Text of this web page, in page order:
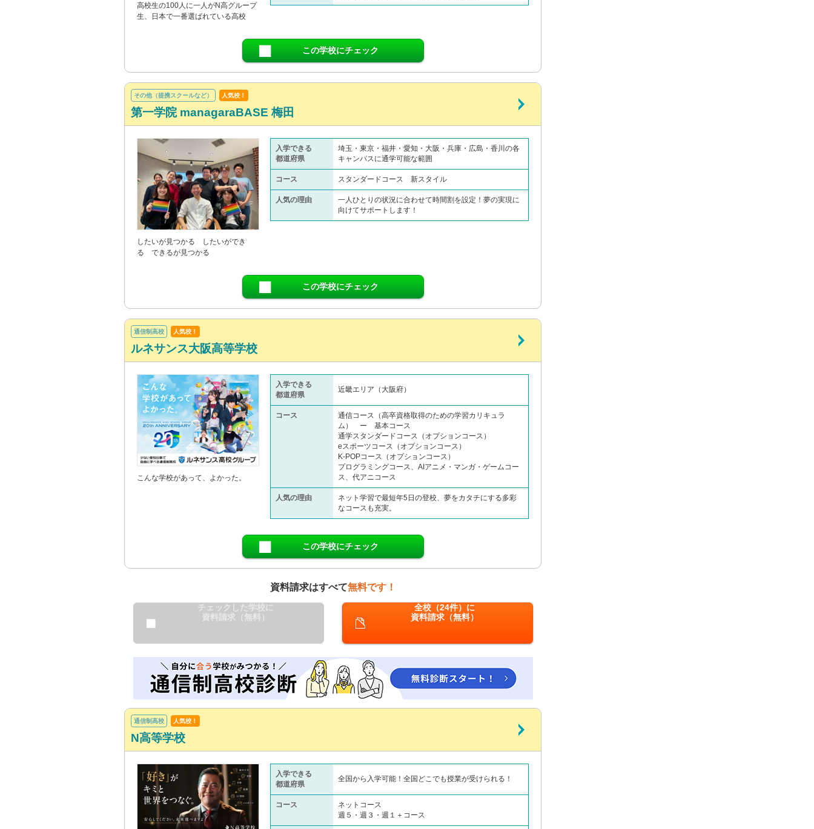
高校生の100人に一人がN高グループ
生、日本で一番選ばれている高校
この学校にチェック
その他（提携スクールなど） 人気校！
第一学院 managaraBASE 梅田
したいが見つかる したいができ
る できるが見つかる
入学できる
都道府県
埼玉・東京・福井・愛知・大阪・兵庫・広島・香川の各
キャンパスに通学可能な範囲
コース スタンダードコース 新スタイル
人気の理由
一人ひとりの状況に合わせて時間割を設定！夢の実現に
向けてサポートします！
この学校にチェック
通信制高校 人気校！
ルネサンス大阪高等学校
こんな学校があって、よかった。
入学できる
都道府県
近畿エリア（大阪府）
コース
通信コース（高卒資格取得のための学習カリキュラ
ム） ー 基本コース
通学スタンダードコース（オプションコース）
eスポーツコース（オプションコース）
K-POPコース（オプションコース）
プログラミングコース、AIアニメ・マンガ・ゲームコー
ス、代アニコース
人気の理由
ネット学習で最短年5日の登校、夢をカタチにする多彩
なコースも充実。
この学校にチェック
資料請求はすべて無料です！
チェックした学校に
資料請求（無料）
全校（24件）に
資料請求（無料）
通信制高校 人気校！
N高等学校
入学できる
都道府県
全国から入学可能！全国どこでも授業が受けられる！
コース
ネットコース
週５・週３・週１＋コース